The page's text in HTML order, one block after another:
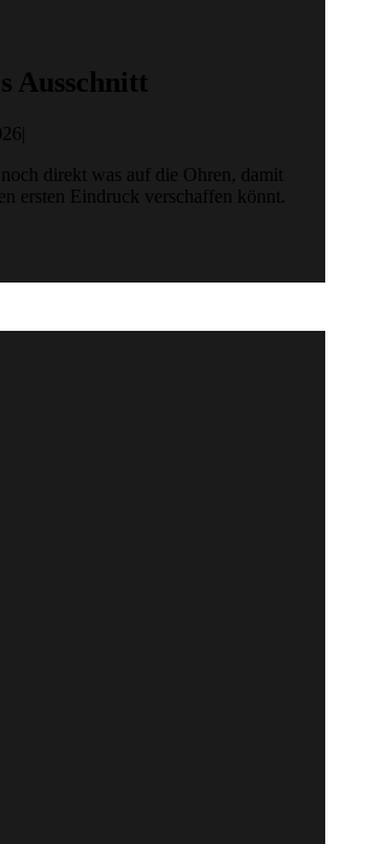
Ausschnitt
direkt was auf die Ohren, damit
ersten Eindruck verschaffen könnt.